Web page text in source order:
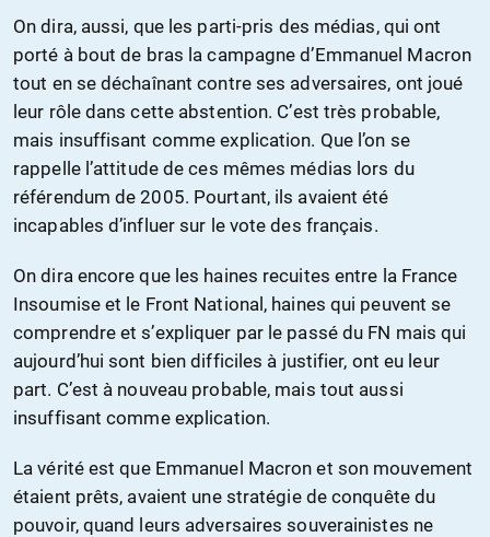
On dira, aussi, que les parti-pris des médias, qui ont
porté à bout de bras la campagne d’Emmanuel Macron
tout en se déchaînant contre ses adversaires, ont joué
leur rôle dans cette abstention. C’est très probable,
mais insuffisant comme explication. Que l’on se
rappelle l’attitude de ces mêmes médias lors du
référendum de 2005. Pourtant, ils avaient été
incapables d’influer sur le vote des français.
On dira encore que les haines recuites entre la France
Insoumise et le Front National, haines qui peuvent se
comprendre et s’expliquer par le passé du FN mais qui
aujourd’hui sont bien difficiles à justifier, ont eu leur
part. C’est à nouveau probable, mais tout aussi
insuffisant comme explication.
La vérité est que Emmanuel Macron et son mouvement
étaient prêts, avaient une stratégie de conquête du
pouvoir, quand leurs adversaires souverainistes ne